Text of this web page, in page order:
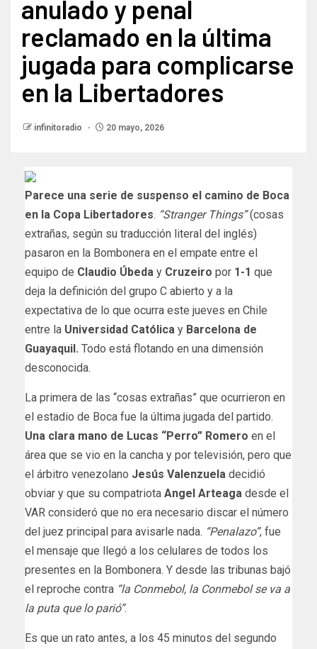
anulado y penal
reclamado en la última
jugada para complicarse
en la Libertadores
infinitoradio 20 mayo, 2026
Parece una serie de suspenso el camino de Boca
en la Copa Libertadores. “Stranger Things”(cosas
extrañas, según su traducción literal del inglés)
pasaron en la Bombonera en el empate entre el
equipo de Claudio Úbeda y Cruzeiro por 1-1 que
deja la definición del grupo C abierto y a la
expectativa de lo que ocurra este jueves en Chile
entre la Universidad Católica y Barcelona de
Guayaquil. Todo está flotando en una dimensión
desconocida.
La primera de las “cosas extrañas” que ocurrieron en
el estadio de Boca fue la última jugada del partido.
Una clara mano de Lucas “Perro” Romero en el
área que se vio en la cancha y por televisión, pero que
el árbitro venezolano Jesús Valenzuela decidió
obviar y que su compatriota Angel Arteaga desde el
VAR consideró que no era necesario discar el número
del juez principal para avisarle nada. “Penalazo”, fue
el mensaje que llegó a los celulares de todos los
presentes en la Bombonera. Y desde las tribunas bajó
el reproche contra “la Conmebol, la Conmebol se va a
la puta que lo parió”.
Es que un rato antes, a los 45 minutos del segundo